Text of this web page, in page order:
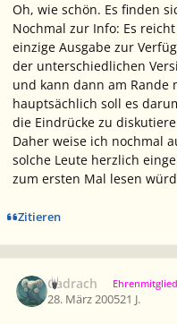
Oh, wie schön. Es finden
Nochmal zur Info: Es
einzige Ausgabe zur
der unterschiedlichen
und kann dann am
hauptsächlich soll es
die Eindrücke zu
Daher weise ich nochmal
solche Leute herzlich
zum ersten Mal lesen
Zitieren
Cadrach Ehrenmitglied
28. März 200521 J.